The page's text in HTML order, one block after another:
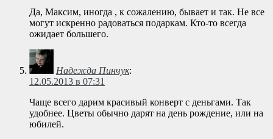
Да, Максим, иногда , к сожалению, бывает и так. Не все
могут искренно радоваться подаркам. Кто-то всегда
ожидает большего.
Надежда Пинчук:
12.05.2013 в 07:31
Чаще всего дарим красивый конверт с деньгами. Так
удобнее. Цветы обычно дарят на день рождение, или на
юбилей.